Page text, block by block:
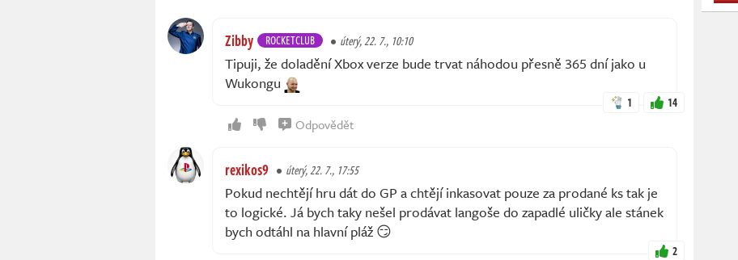
Zibby ROCKETCLUB úterý, 22. 7., 10:10
Tipuji, že doladění Xbox verze bude trvat náhodou přesně 365 dní jako u
Wukongu
1 14
Odpovědět
rexikos9 úterý, 22. 7., 17:55
Pokud nechtějí hru dát do GP a chtějí inkasovat pouze za prodané ks tak je
to logické. Já bych taky nešel prodávat langoše do zapadlé uličky ale stánek
bych odtáhl na hlavní pláž 😏
2